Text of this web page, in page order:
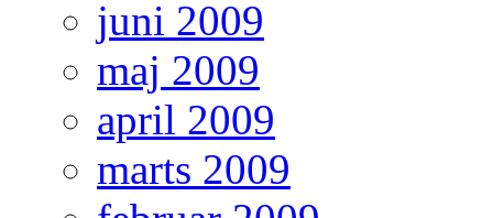
juni 2009
maj 2009
april 2009
marts 2009